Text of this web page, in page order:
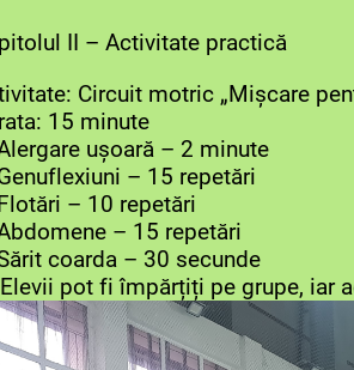
II – Activitate practică
Circuit motric „Mișcare
15 minute
ușoară – 2 minute
– 15 repetări
– 10 repetări
– 15 repetări
coarda – 30 secunde
pot fi împărțiți pe grupe, iar